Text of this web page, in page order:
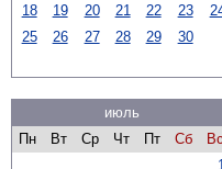
18
19 20 21 22 23
25
26 27 28 29 30
июль
Пн
Вт Ср Чт Пт Сб
Вс
1